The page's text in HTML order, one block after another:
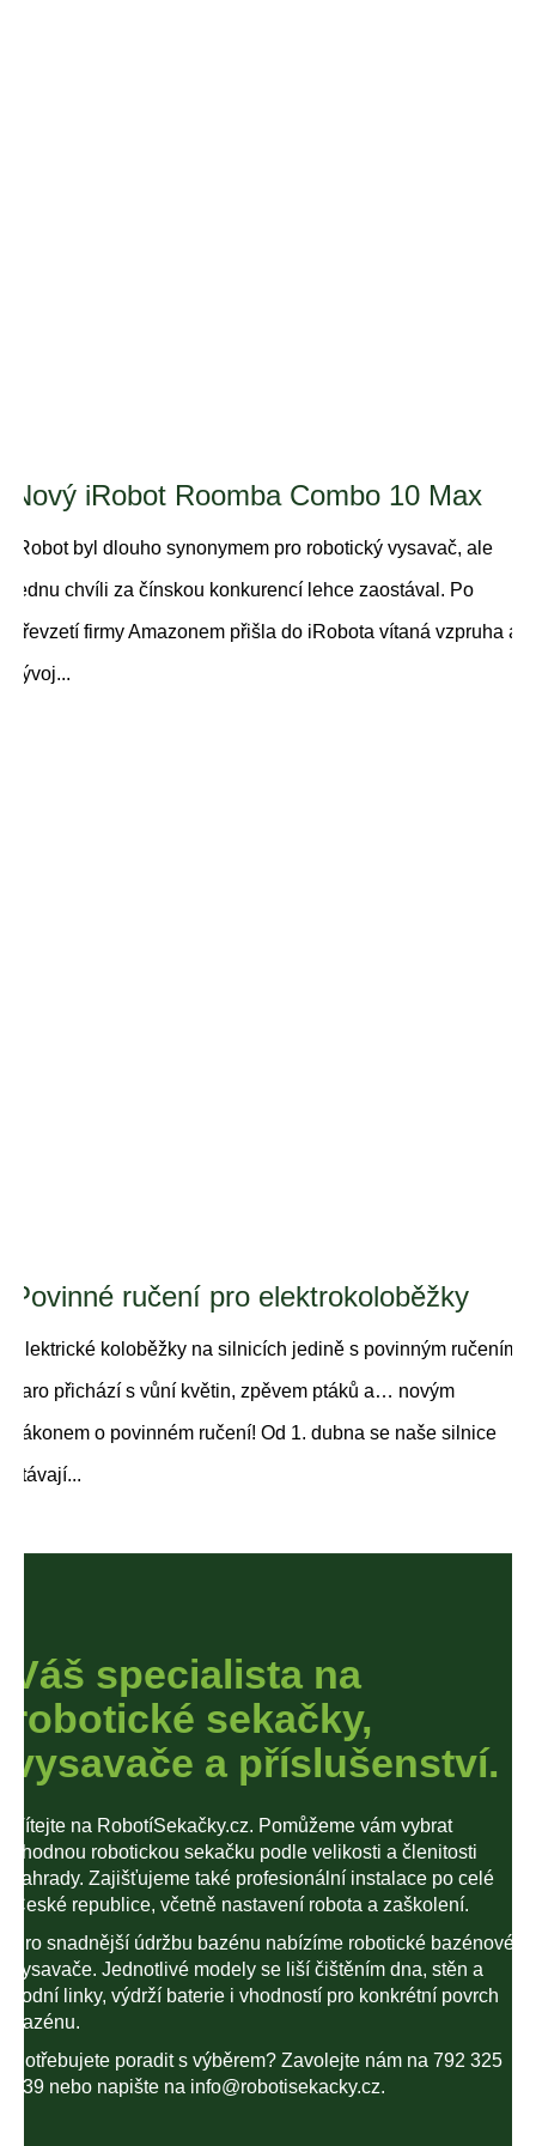
Nový iRobot Roomba Combo 10 Max
iRobot byl dlouho synonymem pro robotický vysavač, ale
jednu chvíli za čínskou konkurencí lehce zaostával. Po
převzetí firmy Amazonem přišla do iRobota vítaná vzpruha a
vývoj...
Povinné ručení pro elektrokoloběžky
Elektrické koloběžky na silnicích jedině s povinným ručením
Jaro přichází s vůní květin, zpěvem ptáků a… novým
zákonem o povinném ručení! Od 1. dubna se naše silnice
stávají...
Váš specialista na
robotické sekačky,
vysavače a příslušenství.
Vítejte na RobotíSekačky.cz. Pomůžeme vám vybrat
vhodnou robotickou sekačku podle velikosti a členitosti
zahrady. Zajišťujeme také profesionální instalace po celé
České republice, včetně nastavení robota a zaškolení.
Pro snadnější údržbu bazénu nabízíme robotické bazénové
vysavače. Jednotlivé modely se liší čištěním dna, stěn a
vodní linky, výdrží baterie i vhodností pro konkrétní povrch
bazénu.
Potřebujete poradit s výběrem? Zavolejte nám na 792 325
839 nebo napište na info@robotisekacky.cz.